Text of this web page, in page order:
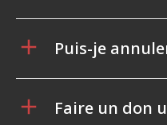
Puis-je
Faire un don